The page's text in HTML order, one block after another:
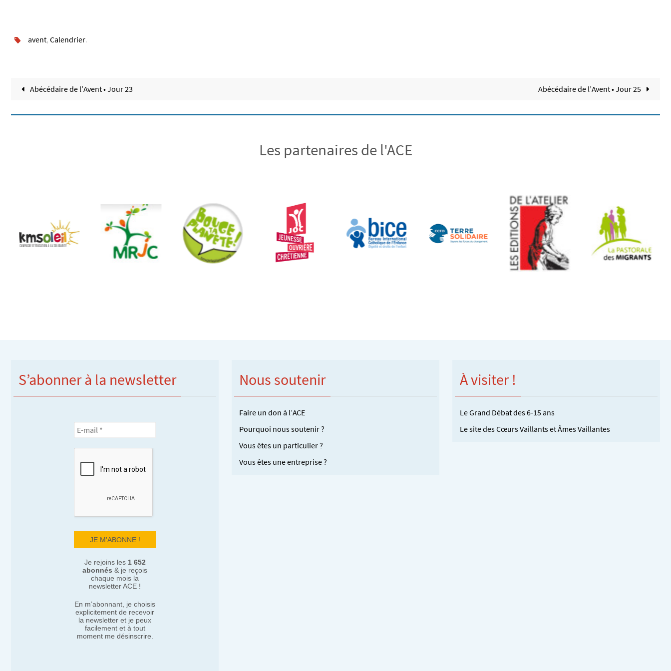
avent, Calendrier.
Abécédaire de l’Avent • Jour 23 Abécédaire de l’Avent • Jour 25
Les partenaires de l'ACE
S’abonner à la newsletter
Je rejoins les 1 652
abonnés & je reçois
chaque mois la
newsletter ACE !
En m’abonnant, je choisis
explicitement de recevoir
la newsletter et je peux
facilement et à tout
moment me désinscrire.
Nous soutenir
Faire un don à l’ACE
Pourquoi nous soutenir ?
Vous êtes un particulier ?
Vous êtes une entreprise ?
À visiter !
Le Grand Débat des 6-15 ans
Le site des Cœurs Vaillants et Âmes Vaillantes